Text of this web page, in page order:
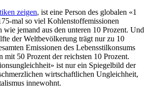
zeigen, ist eine Person des globalen «1
mal so viel Kohlenstoffemissionen
wie jemand aus den unteren 10 Prozent. Und
der Weltbevölkerung trägt nur zu 10
Emissionen des Lebensstilkonsums
mit 50 Prozent der reichsten 10 Prozent.
ist nur ein Spiegelbild der
wirtschaftlichen Ungleichheit,
innewohnt.